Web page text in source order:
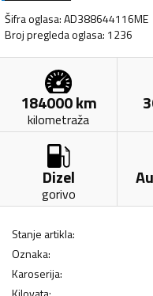
Šifra oglasa:AD388644116ME
Broj pregleda oglasa: 1236
184000km
kilometraža
Dizel
gorivo
Stanje artikla:
Oznaka:
Karoserija: